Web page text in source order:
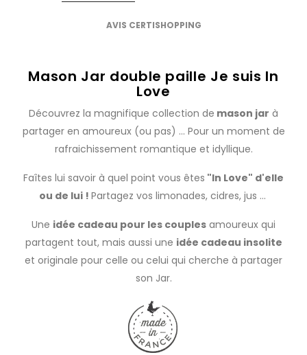
AVIS CERTISHOPPING
Mason Jar double paille Je suis In
Love
Découvrez la magnifique collection de mason jar à
partager en amoureux (ou pas) ... Pour un moment de
rafraichissement romantique et idyllique.
Faîtes lui savoir à quel point vous êtes "In Love" d'elle
ou de lui ! Partagez vos limonades, cidres, jus ...
Une idée cadeau pour les couples amoureux qui
partagent tout, mais aussi une idée cadeau insolite
et originale pour celle ou celui qui cherche à partager
son Jar.